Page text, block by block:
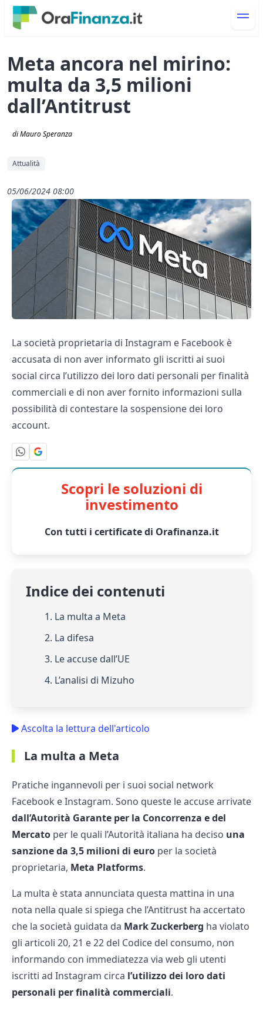
Meta ancora nel mirino:
multa da 3,5 milioni
dall’Antitrust
di Mauro Speranza
Attualità
05/06/2024 08:00
La società proprietaria di Instagram e Facebook è
accusata di non aver informato gli iscritti ai suoi
social circa l’utilizzo dei loro dati personali per finalità
commerciali e di non aver fornito informazioni sulla
possibilità di contestare la sospensione dei loro
account.
Scopri le soluzioni di
investimento
Con tutti i certificate di Orafinanza.it
Indice dei contenuti
1. La multa a Meta
2. La difesa
3. Le accuse dall’UE
4. L’analisi di Mizuho
Ascolta la lettura dell'articolo
La multa a Meta
Pratiche ingannevoli per i suoi social network
Facebook e Instagram. Sono queste le accuse arrivate
dall’Autorità Garante per la Concorrenza e del
Mercato per le quali l’Autorità italiana ha deciso una
sanzione da 3,5 milioni di euro per la società
proprietaria, Meta Platforms.
La multa è stata annunciata questa mattina in una
nota nella quale si spiega che l’Antitrust ha accertato
che la società guidata da Mark Zuckerberg ha violato
gli articoli 20, 21 e 22 del Codice del consumo, non
informando con immediatezza via web gli utenti
iscritti ad Instagram circa l’utilizzo dei loro dati
personali per finalità commerciali.